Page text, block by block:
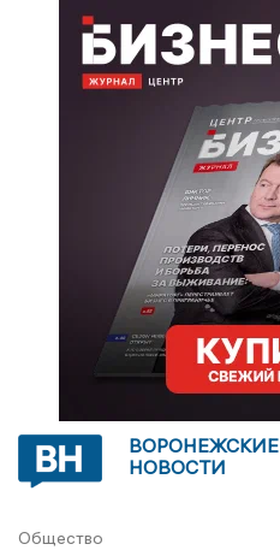
ВОРОНЕЖСКИЕ
НОВОСТИ
Общество